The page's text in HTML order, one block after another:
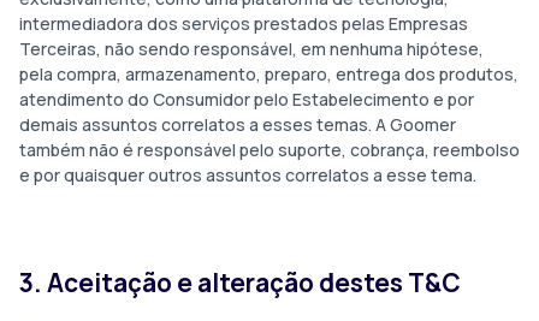
intermediadora dos serviços prestados pelas Empresas
Terceiras, não sendo responsável, em nenhuma hipótese,
pela compra, armazenamento, preparo, entrega dos produtos,
atendimento do Consumidor pelo Estabelecimento e por
demais assuntos correlatos a esses temas. A Goomer
também não é responsável pelo suporte, cobrança, reembolso
e por quaisquer outros assuntos correlatos a esse tema.
3. Aceitação e alteração destes T&C